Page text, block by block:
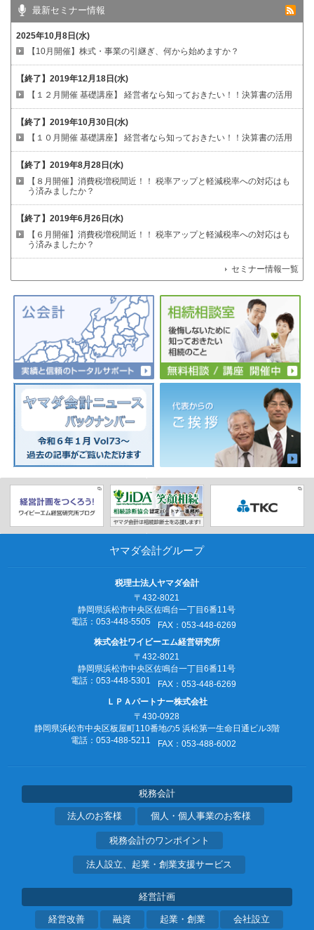
最新セミナー情報
2025年10月8日(水)
【10月開催】株式・事業の引継ぎ、何から始めますか？
【終了】 2019年12月18日(水)
【１２月開催 基礎講座】 経営者なら知っておきたい！！決算書の活用
【終了】 2019年10月30日(水)
【１０月開催 基礎講座】 経営者なら知っておきたい！！決算書の活用
【終了】 2019年8月28日(水)
【８月開催】消費税増税間近！！ 税率アップと軽減税率への対応はも
う済みましたか？
【終了】 2019年6月26日(水)
【６月開催】消費税増税間近！！ 税率アップと軽減税率への対応はも
う済みましたか？
セミナー情報一覧
ヤマダ会計グループ
税理士法人ヤマダ会計
〒432-8021
静岡県浜松市中央区佐鳴台一丁目6番11号
電話：053‐448‐5505
FAX：053‐448‐6269
株式会社ワイビーエム経営研究所
〒432-8021
静岡県浜松市中央区佐鳴台一丁目6番11号
電話：053‐448‐5301
FAX：053‐448‐6269
ＬＰＡパートナー株式会社
〒430-0928
静岡県浜松市中央区板屋町110番地の5 浜松第一生命日通ビル3階
電話：053‐488‐5211
FAX：053‐488‐6002
税務会計
法人のお客様 個人・個人事業のお客様
税務会計のワンポイント
法人設立、起業・創業支援サービス
経営計画
経営改善 融資 起業・創業 会社設立